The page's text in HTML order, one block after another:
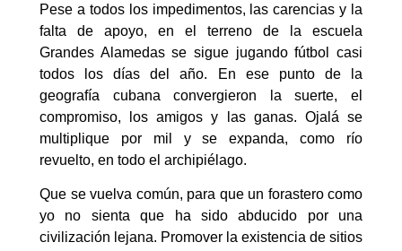
Pese a todos los impedimentos, las carencias y la
falta de apoyo, en el terreno de la escuela
Grandes Alamedas se sigue jugando fútbol casi
todos los días del año. En ese punto de la
geografía cubana convergieron la suerte, el
compromiso, los amigos y las ganas. Ojalá se
multiplique por mil y se expanda, como río
revuelto, en todo el archipiélago.
Que se vuelva común, para que un forastero como
yo no sienta que ha sido abducido por una
civilización lejana. Promover la existencia de sitios